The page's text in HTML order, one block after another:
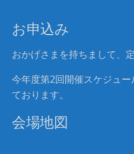
お申込み
おかげさまを持ちまして、
今年度第2回開催スケジュ
ております。
会場地図